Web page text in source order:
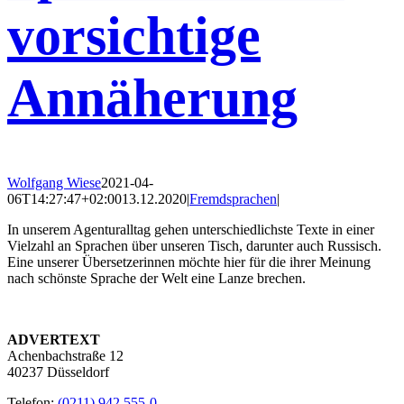
vorsichtige
Annäherung
Wolfgang Wiese2021-04-
06T14:27:47+02:0013.12.2020|Fremdsprachen|
In unserem Agenturalltag gehen unterschiedlichste Texte in einer
Vielzahl an Sprachen über unseren Tisch, darunter auch Russisch.
Eine unserer Übersetzerinnen möchte hier für die ihrer Meinung
nach schönste Sprache der Welt eine Lanze brechen.
ADVERTEXT
Achenbachstraße 12
40237 Düsseldorf